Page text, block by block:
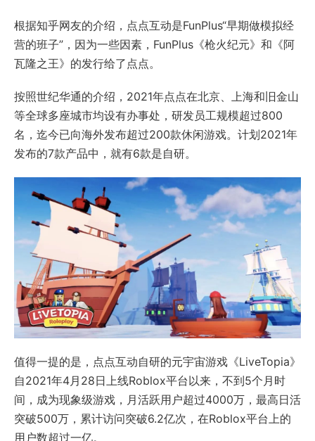
根据知乎网友的介绍，点点互动是FunPlus“早期做模拟经
营的班子”，因为一些因素，FunPlus《枪火纪元》和《阿
瓦隆之王》的发行给了点点。
按照世纪华通的介绍，2021年点点在北京、上海和旧金山
等全球多座城市均设有办事处，研发员工规模超过800
名，迄今已向海外发布超过200款休闲游戏。计划2021年
发布的7款产品中，就有6款是自研。
值得一提的是，点点互动自研的元宇宙游戏《LiveTopia》
自2021年4月28日上线Roblox平台以来，不到5个月时
间，成为现象级游戏，月活跃用户超过4000万，最高日活
突破500万，累计访问突破6.2亿次，在Roblox平台上的
用户数超过一亿。